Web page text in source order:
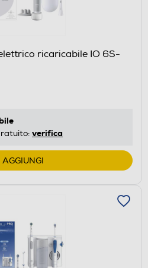
ricaricabile IO 6S-
verifica
AGGIUNGI